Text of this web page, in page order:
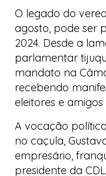
O legado do
agosto, pode ser
2024. Desde a
parlamentar
mandato na
recebendo
eleitores e amigos
A vocação
no caçula,
empresário,
presidente da